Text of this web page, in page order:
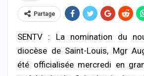
Partage
SENTV : La nomination du
diocèse de Saint-Louis, Mgr
été officialisée mercredi en